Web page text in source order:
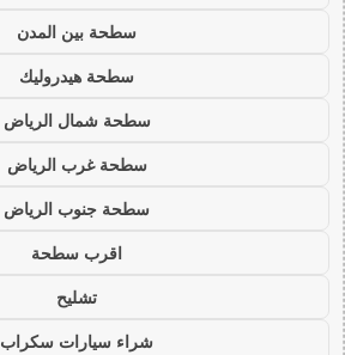
سطحة بين المدن
سطحة هيدروليك
سطحة شمال الرياض
سطحة غرب الرياض
سطحة جنوب الرياض
اقرب سطحة
تشليح
شراء سيارات سكراب